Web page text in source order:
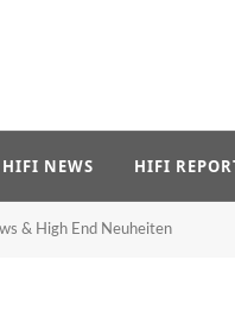
HIFI NEWS HIFI
& High End Neuheiten